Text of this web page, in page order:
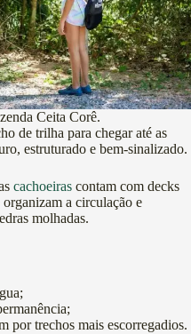
Ceita Corê.
de trilha para chegar até as
estruturado e bem-sinalizado.
cachoeiras contam com decks
a circulação e
molhadas.
por trechos mais escorregadios.